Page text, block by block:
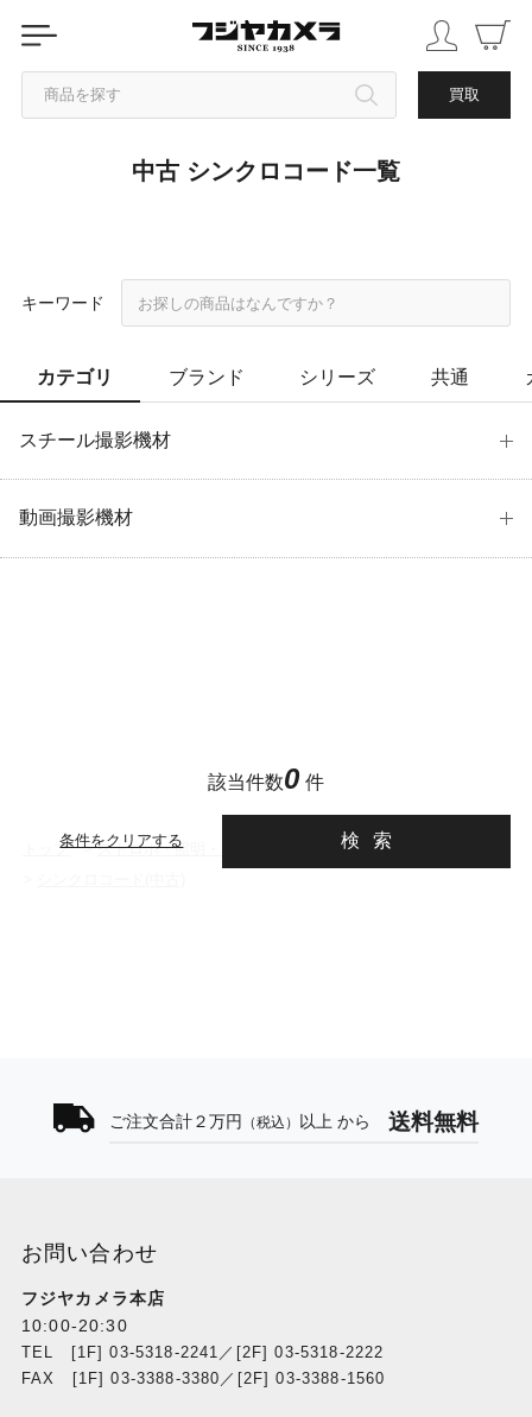
商品を探す 買取
カテゴリから探す
中古品を探す
中古 シンクロコード一覧
キーワード
カテゴリ ブランド シリーズ 共通
スチール撮影機材
動画撮影機材
該当件数0 件
検索
条件をクリアする
トップ >ストロボ・照明・ライティング用品
シンクロコード
ご注文合計２万円 （税込） 以上 から 送料無料
お問い合わせ
フジヤカメラ本店
10:00-20:30
TEL [1F] 03-5318-2241／[2F] 03-5318-2222
FAX [1F] 03-3388-3380／[2F] 03-3388-1560